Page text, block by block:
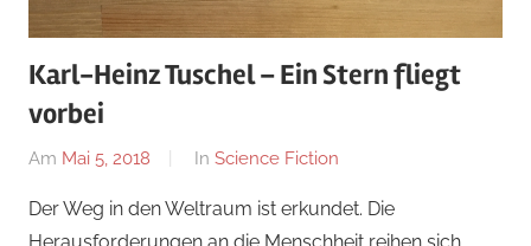
Karl-Heinz Tuschel – Ein Stern fliegt
vorbei
Am Mai 5, 2018
Von
In Science Fiction
Der Weg in den Weltraum ist erkundet. Die